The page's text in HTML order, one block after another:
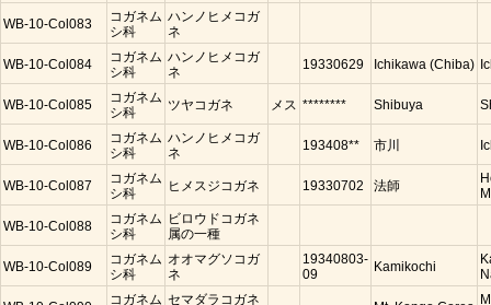
WB-10-Col083
コガネム
シ科
ハンノヒメコガ
ネ
WB-10-Col084
コガネム
シ科
ハンノヒメコガ
ネ
19330629 Ichikawa (Chiba)
WB-10-Col085
コガネム
シ科
ツヤコガネ メス ******** Shibuya
WB-10-Col086
コガネム
シ科
ハンノヒメコガ
ネ
193408** 市川
WB-10-Col087
コガネム
シ科
ヒメスジコガネ 19330702 法師
WB-10-Col088
コガネム
シ科
ビロウドコガネ
属の一種
WB-10-Col089
コガネム
シ科
オオマグソコガ
ネ
19340803-
09
Kamikochi
コガネム セマダラコガネ